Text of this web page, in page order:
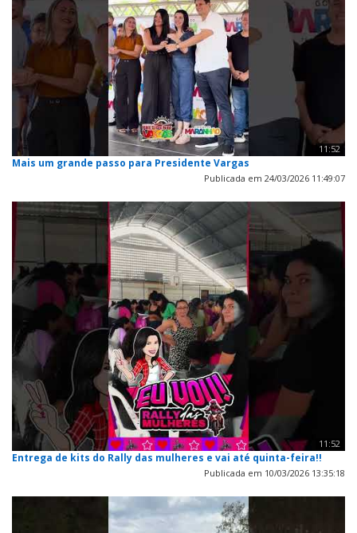
11:52
Mais um grande passo para Presidente Vargas
Publicada em 24/03/2026 11:49:07
11:52
Entrega de kits do Rally das mulheres e vai até quinta-feira!!
Publicada em 10/03/2026 13:35:18